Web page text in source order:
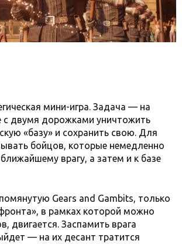
мини-игра. Задача — на
с двумя дорожками уничтожить
«базу» и сохранить свою. Для
бойцов, которые немедленно
врагу, а затем и к базе
Gears and Gambits, только
в рамках которой можно
двигается. Заспамить врага
— на их десант тратится